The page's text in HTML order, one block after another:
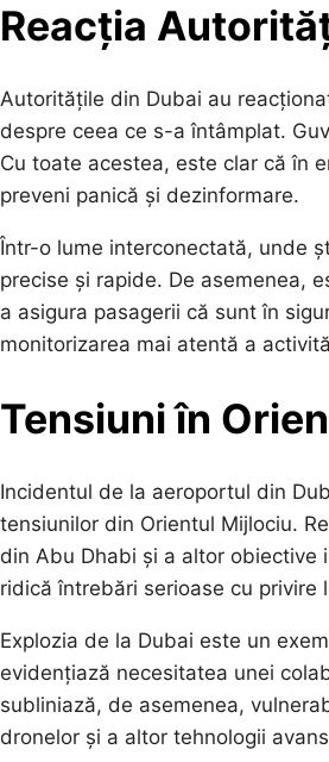
Reacția
Autoritățile din Dubai au
despre ceea ce s-a întâmplat.
Cu toate acestea, este clar că în
preveni panică și dezinformare.
Într-o lume interconectată, unde
precise și rapide. De asemenea,
a asigura pasagerii că sunt în
monitorizarea mai atentă a
Tensiuni în
Incidentul de la aeroportul din
tensiunilor din Orientul Mijlociu.
din Abu Dhabi și a altor obiective
ridică întrebări serioase cu
Explozia de la Dubai este un
evidențiază necesitatea unei
subliniază, de asemenea,
dronelor și a altor tehnologii